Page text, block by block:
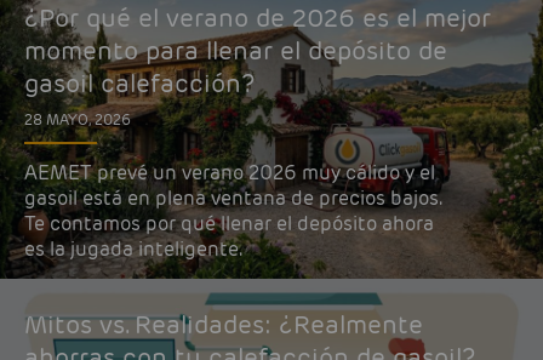
¿Por qué el verano de 2026 es el mejor
momento para llenar el depósito de
gasoil calefacción?
28 MAYO, 2026
AEMET prevé un verano 2026 muy cálido y el
gasoil está en plena ventana de precios bajos.
Te contamos por qué llenar el depósito ahora
es la jugada inteligente.
Mitos vs. Realidades: ¿Realmente